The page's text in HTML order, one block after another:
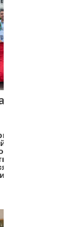
поездку
земли. Это
настоящим
отвлечься
к святыням
и